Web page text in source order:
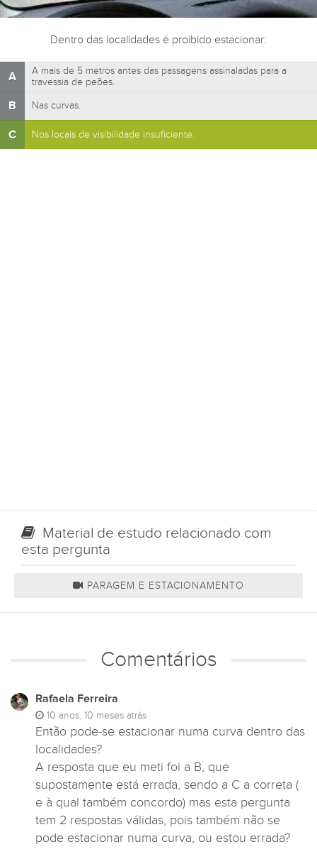
Dentro das localidades é proibido estacionar:
A
A mais de 5 metros antes das passagens assinaladas para a
travessia de peões.
B Nas curvas.
C Nos locais de visibilidade insuficiente.
Material de estudo relacionado com
esta pergunta
PARAGEM E ESTACIONAMENTO
Comentários
Rafaela Ferreira
10 anos, 10 meses atrás
Então pode-se estacionar numa curva dentro das
localidades?
A resposta que eu meti foi a B, que
supostamente está errada, sendo a C a correta (
e à qual também concordo) mas esta pergunta
tem 2 respostas válidas, pois também não se
pode estacionar numa curva, ou estou errada?